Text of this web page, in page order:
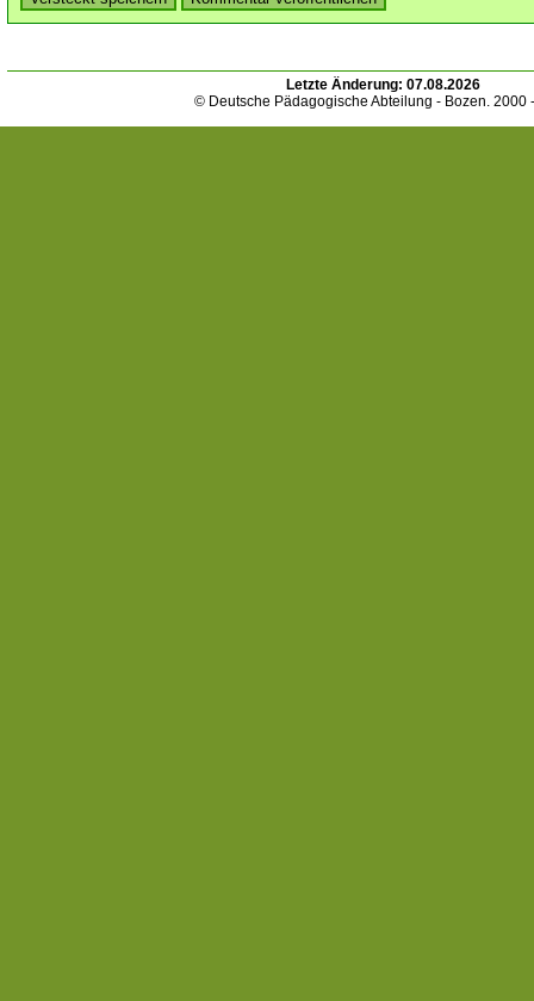
Letzte Änderung: 07.08.2026
© Deutsche Pädagogische Abteilung - Bozen. 2000